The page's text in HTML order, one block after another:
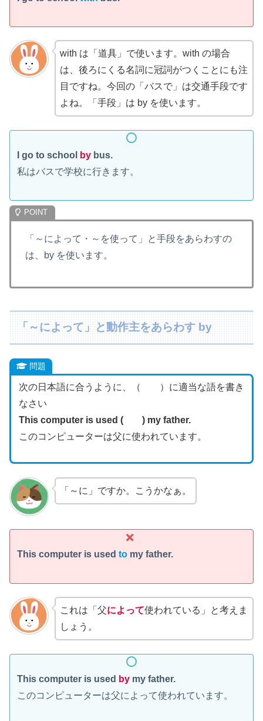
with は「道具」で使います。with の場合
は、後ろにくる名詞に冠詞がつくことにも注
目ですね。今回の「バスで」は交通手段です
よね。「手段」は by を使います。
I go to school by bus.
私はバスで学校に行きます。
「～によって・～を使って」と手段をあらわすの
は、by を使います。
「～によって」と動作主をあらわす by
問題
次の日本語に合うように、（ ）に適当な語を書き
なさい
This computer is used ( ) my father.
このコンピューターは父に使われています。
「～に」ですか。こうかなぁ。
This computer is used to my father.
これは「父によって使われている」と考えま
しょう。
This computer is used by my father.
このコンピューターは父によって使われています。